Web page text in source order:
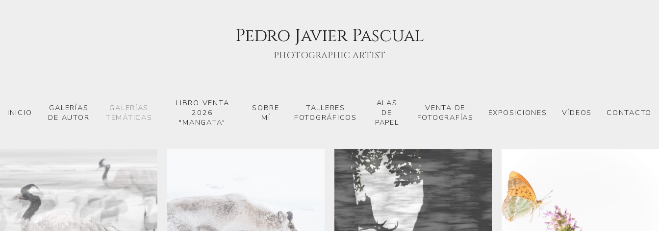
Pedro Javier Pascual
PHOTOGRAPHIC ARTIST
INICIO
GALERÍAS
DE AUTOR
GALERÍAS
TEMÁTICAS
LIBRO VENTA
2026
"MANGATA"
SOBRE
MÍ
TALLERES
FOTOGRÁFICOS
ALAS
DE
PAPEL
VENTA DE
FOTOGRAFÍAS
EXPOSICIONES VÍDEOS CONTACTO